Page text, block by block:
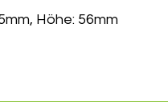
Höhe: 56mm